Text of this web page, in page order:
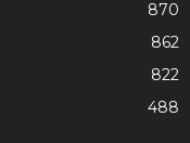
870
862
822
488